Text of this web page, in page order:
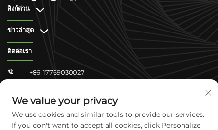
ลิงก์ด่วน
ข่าวล่าสุด
ติดต่อเรา
 +86-17769030027

ประเทศจีน
We value your privacy
We use cookies and similar tools to provide our services.
If you don't want to accept all cookies, click Personalize